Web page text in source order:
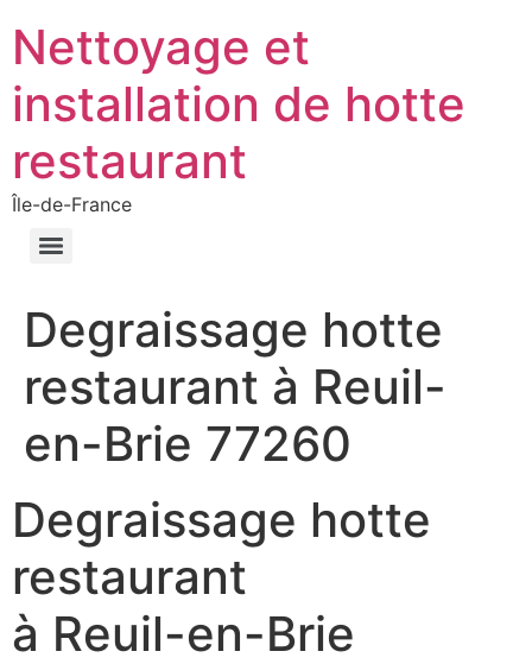
Nettoyage et
installation de hotte
restaurant
Île-de-France
Degraissage hotte
restaurant à Reuil-
en-Brie 77260
Degraissage hotte
restaurant
à Reuil-en-Brie